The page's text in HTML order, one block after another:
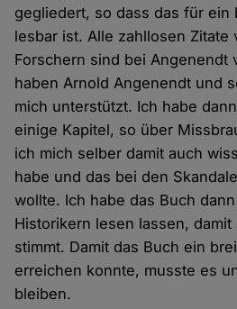
gegliedert, so dass das für ein
lesbar ist. Alle zahllosen Zitate
Forschern sind bei Angenendt
haben Arnold Angenendt und
mich unterstützt. Ich habe
einige Kapitel, so über
ich mich selber damit auch
habe und das bei den
wollte. Ich habe das Buch
Historikern lesen lassen,
stimmt. Damit das Buch ein
erreichen konnte, musste es
bleiben.